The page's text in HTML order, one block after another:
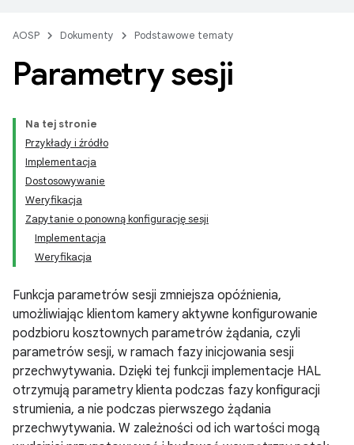
AOSP Dokumenty Podstawowe tematy
Parametry sesji
Na tej stronie
Przykłady i źródło
Implementacja
Dostosowywanie
Weryfikacja
Zapytanie o ponowną konfigurację sesji
Implementacja
Weryfikacja
Funkcja parametrów sesji zmniejsza opóźnienia,
umożliwiając klientom kamery aktywne konfigurowanie
podzbioru kosztownych parametrów żądania, czyli
parametrów sesji, w ramach fazy inicjowania sesji
przechwytywania. Dzięki tej funkcji implementacje HAL
otrzymują parametry klienta podczas fazy konfiguracji
strumienia, a nie podczas pierwszego żądania
przechwytywania. W zależności od ich wartości mogą